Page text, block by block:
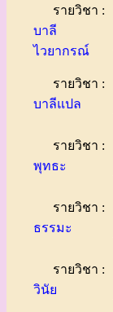
รายวิชา :
บาลี
ไวยากรณ์
รายวิชา :
บาลีแปล
รายวิชา :
พุทธะ
รายวิชา :
ธรรมะ
รายวิชา :
วินัย